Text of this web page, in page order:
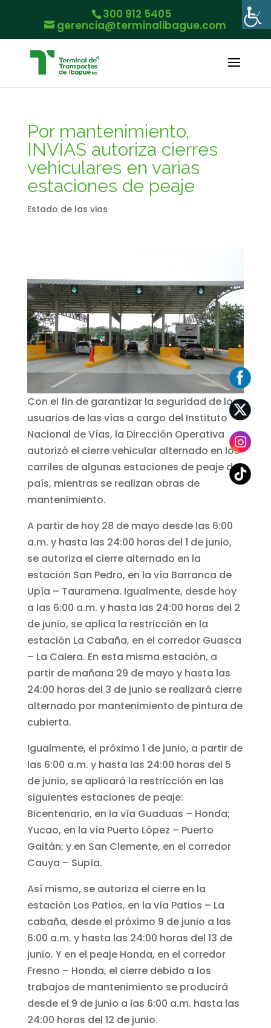
300 912 5405
gerencia@terminalibague.com
Por mantenimiento,
INVÍAS autoriza cierres
vehiculares en varias
estaciones de peaje
Estado de las vias
Con el fin de garantizar la seguridad de los
usuarios de las vías a cargo del Instituto
Nacional de Vías, la Dirección Operativa
autorizó el cierre vehicular alternado en los
carriles de algunas estaciones de peaje del
país, mientras se realizan obras de
mantenimiento.
A partir de hoy 28 de mayo desde las 6:00
a.m. y hasta las 24:00 horas del 1 de junio,
se autoriza el cierre alternado en la
estación San Pedro, en la vía Barranca de
Upía – Tauramena. Igualmente, desde hoy
a las 6:00 a.m. y hasta las 24:00 horas del 2
de junio, se aplica la restricción en la
estación La Cabaña, en el corredor Guasca
– La Calera. En esta misma estación, a
partir de mañana 29 de mayo y hasta las
24:00 horas del 3 de junio se realizará cierre
alternado por mantenimiento de pintura de
cubierta.
Igualmente, el próximo 1 de junio, a partir de
las 6:00 a.m. y hasta las 24:00 horas del 5
de junio, se aplicará la restricción en las
siguientes estaciones de peaje:
Bicentenario, en la vía Guaduas – Honda;
Yucao, en la vía Puerto López – Puerto
Gaitán; y en San Clemente, en el corredor
Cauya – Supía.
Así mismo, se autoriza el cierre en la
estación Los Patios, en la vía Patios – La
cabaña, desde el próximo 9 de junio a las
6:00 a.m. y hasta las 24:00 horas del 13 de
junio. Y en el peaje Honda, en el corredor
Fresno – Honda, el cierre debido a los
trabajos de mantenimiento se producirá
desde el 9 de junio a las 6:00 a.m. hasta las
24:00 horas del 12 de junio.